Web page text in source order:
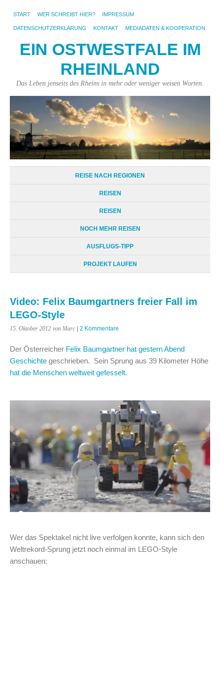
START WER SCHREIBT HIER? IMPRESSUM
DATENSCHUTZERKLÄRUNG KONTAKT MEDIADATEN & KOOPERATION
EIN OSTWESTFALE IM
RHEINLAND
Das Leben jenseits des Rheins in mehr oder weniger weisen Worten.
REISE NACH REGIONEN
REISEN
REISEN
NOCH MEHR REISEN
AUSFLUGS-TIPP
PROJEKT LAUFEN
Video: Felix Baumgartners freier Fall im
LEGO-Style
15. Oktober 2012 von Marc | 2 Kommentare
Der Österreicher Felix Baumgartner hat gestern Abend
Geschichte geschrieben. Sein Sprung aus 39 Kilometer Höhe
hat die Menschen weltweit gefesselt.
Wer das Spektakel nicht live verfolgen konnte, kann sich den
Weltrekord-Sprung jetzt noch einmal im LEGO-Style
anschauen: